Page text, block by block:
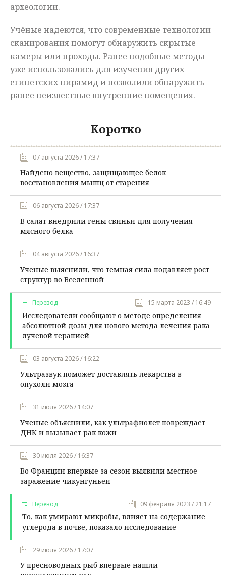
археологии.
Учёные надеются, что современные технологии
сканирования помогут обнаружить скрытые
камеры или проходы. Ранее подобные методы
уже использовались для изучения других
египетских пирамид и позволили обнаружить
ранее неизвестные внутренние помещения.
Коротко
07 августа 2026 / 17:37
Найдено вещество, защищающее белок
восстановления мышц от старения
06 августа 2026 / 17:37
В салат внедрили гены свиньи для получения
мясного белка
04 августа 2026 / 16:37
Ученые выяснили, что темная сила подавляет рост
структур во Вселенной
Перевод 15 марта 2023 / 16:49
Исследователи сообщают о методе определения
абсолютной дозы для нового метода лечения рака
лучевой терапией
03 августа 2026 / 16:22
Ультразвук поможет доставлять лекарства в
опухоли мозга
31 июля 2026 / 14:07
Ученые объяснили, как ультрафиолет повреждает
ДНК и вызывает рак кожи
30 июля 2026 / 16:37
Во Франции впервые за сезон выявили местное
заражение чикунгуньей
Перевод 09 февраля 2023 / 21:17
То, как умирают микробы, влияет на содержание
углерода в почве, показало исследование
29 июля 2026 / 17:07
У пресноводных рыб впервые нашли